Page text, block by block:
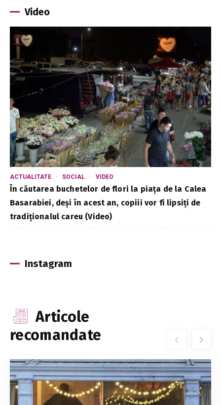
Video
ACTUALITATE SOCIAL VIDEO
În căutarea buchetelor de flori la piața de la Calea
Basarabiei, deși în acest an, copiii vor fi lipsiți de
tradiționalul careu (Video)
Instagram
Articole
recomandate